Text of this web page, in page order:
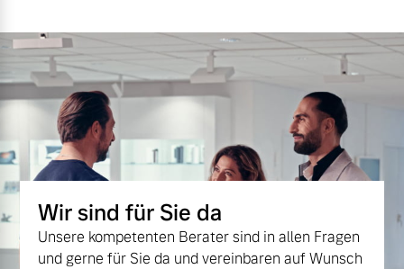
Mehr erfahren
Wir sind für Sie da
Unsere kompetenten Berater sind in allen Fragen
und gerne für Sie da und vereinbaren auf Wunsch